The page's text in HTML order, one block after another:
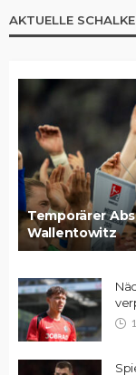
AKTUELLE
Temporärer
Wallentowitz